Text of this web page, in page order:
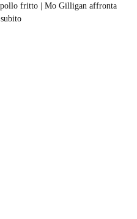
fritto | Mo Gilligan affronta